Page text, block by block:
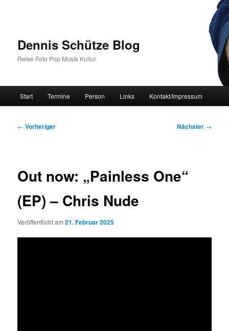
Dennis Schütze Blog
Reise Foto Pop Musik Kultur
Start Termine Person Links Kontakt/Impressum
Beitragsnavigation
← Vorheriger Nächster →
Out now: „Painless One“
(EP) – Chris Nude
Veröffentlicht am21. Februar 2025